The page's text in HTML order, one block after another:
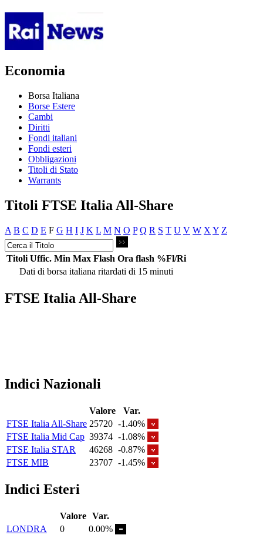
Economia
Borsa Italiana
Borse Estere
Cambi
Diritti
Fondi italiani
Fondi esteri
Obbligazioni
Titoli di Stato
Warrants
Titoli FTSE Italia All-Share
A B C D E F G H I J K L M N O P Q R S T U V W X Y Z
Titoli Uffic. Min Max Flash Ora flash %Fl/Ri
Dati di borsa italiana ritardati di 15 minuti
FTSE Italia All-Share
Indici Nazionali
Valore
Var.
FTSE Italia All-Share 25720 -1.40%
FTSE Italia Mid Cap 39374 -1.08%
FTSE Italia STAR
46268 -0.87%
FTSE MIB
23707 -1.45%
Indici Esteri
Valore Var.
LONDRA
0
0.00%